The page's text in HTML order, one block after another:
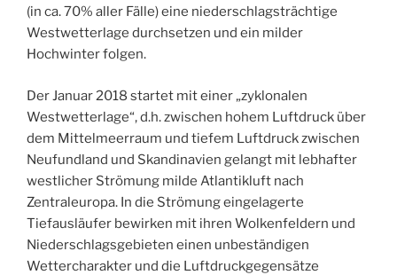
(in ca. 70% aller Fälle) eine niederschlagsträchtige
Westwetterlage durchsetzen und ein milder
Hochwinter folgen.
Der Januar 2018 startet mit einer „zyklonalen
Westwetterlage“, d.h. zwischen hohem Luftdruck über
dem Mittelmeerraum und tiefem Luftdruck zwischen
Neufundland und Skandinavien gelangt mit lebhafter
westlicher Strömung milde Atlantikluft nach
Zentraleuropa. In die Strömung eingelagerte
Tiefausläufer bewirken mit ihren Wolkenfeldern und
Niederschlagsgebieten einen unbeständigen
Wettercharakter und die Luftdruckgegensätze